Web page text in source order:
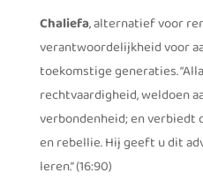
Chaliefa, alternatief voor
verantwoordelijkheid voor
toekomstige generaties.
rechtvaardigheid, weldoen
verbondenheid; en verbiedt
en rebellie. Hij geeft u dit
leren.” (16:90)